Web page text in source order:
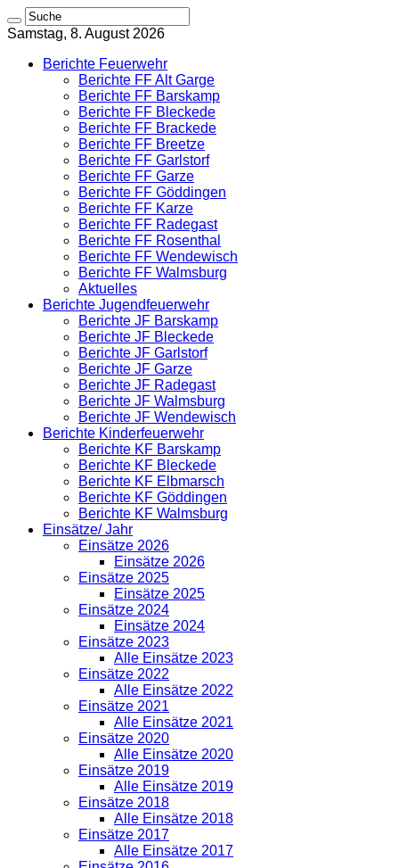
Samstag, 8. August 2026
Berichte Feuerwehr
Berichte FF Alt Garge
Berichte FF Barskamp
Berichte FF Bleckede
Berichte FF Brackede
Berichte FF Breetze
Berichte FF Garlstorf
Berichte FF Garze
Berichte FF Göddingen
Berichte FF Karze
Berichte FF Radegast
Berichte FF Rosenthal
Berichte FF Wendewisch
Berichte FF Walmsburg
Aktuelles
Berichte Jugendfeuerwehr
Berichte JF Barskamp
Berichte JF Bleckede
Berichte JF Garlstorf
Berichte JF Garze
Berichte JF Radegast
Berichte JF Walmsburg
Berichte JF Wendewisch
Berichte Kinderfeuerwehr
Berichte KF Barskamp
Berichte KF Bleckede
Berichte KF Elbmarsch
Berichte KF Göddingen
Berichte KF Walmsburg
Einsätze/ Jahr
Einsätze 2026
Einsätze 2026
Einsätze 2025
Einsätze 2025
Einsätze 2024
Einsätze 2024
Einsätze 2023
Alle Einsätze 2023
Einsätze 2022
Alle Einsätze 2022
Einsätze 2021
Alle Einsätze 2021
Einsätze 2020
Alle Einsätze 2020
Einsätze 2019
Alle Einsätze 2019
Einsätze 2018
Alle Einsätze 2018
Einsätze 2017
Alle Einsätze 2017